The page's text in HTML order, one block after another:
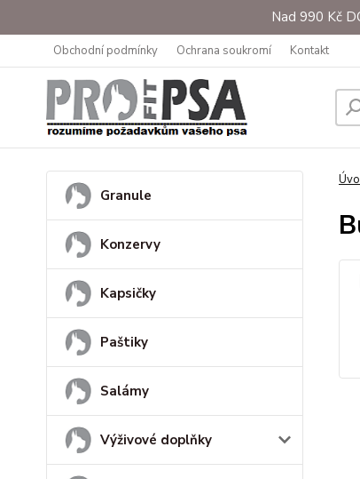
Nad 990 Kč
Obchodní podmínky Ochrana soukromí Kontakt
Granule
Konzervy
Kapsičky
Paštiky
Salámy
Výživové doplňky